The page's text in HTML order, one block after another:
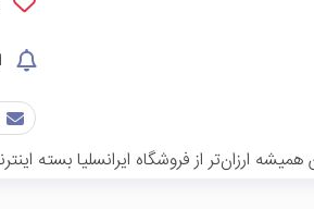
ارزان‌تر از فروشگاه ایرانسلیا بسته